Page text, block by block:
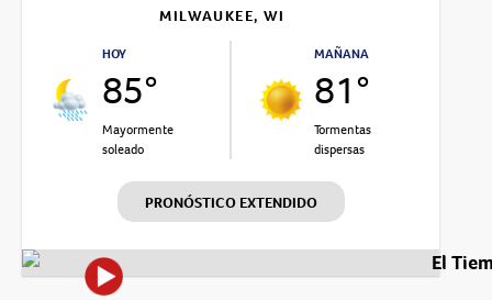
MILWAUKEE, WI
HOY
85°
Mayormente
soleado
MAÑANA
81°
Tormentas
dispersas
PRONÓSTICO EXTENDIDO
El